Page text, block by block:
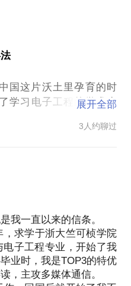
国这片沃土里孕育的时
学习电子工程的学术生
注到极致，11年求学路，
华利的城域网建设，到
瓣网，再到现在的铜板
产品、客服，除了销售
司里你所能想到的所有
公司的任督二脉，对内
我曾创办天地灵通，从0
展开全部
3人约聊过
我一直以来的信条。
，求学于浙大竺可桢学院
子工程专业，开始了我
业时，我是TOP3的特优
，主攻多媒体通信。